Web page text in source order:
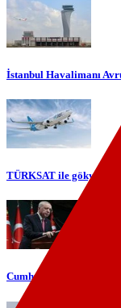
İstanbul Havalimanı
TÜRKSAT ile
Cumhurbaşkanı